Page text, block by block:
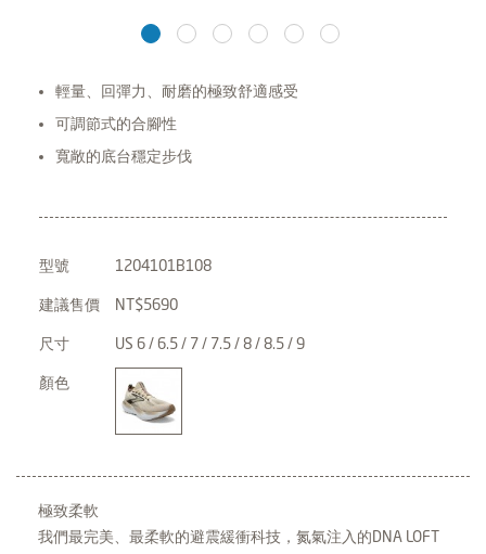
輕量、回彈力、耐磨的極致舒適感受
可調節式的合腳性
寬敞的底台穩定步伐
型號 1204101B108
建議售價 NT$5690
尺寸 US 6 / 6.5 / 7 / 7.5 / 8 / 8.5 / 9
顏色
極致柔軟
我們最完美、最柔軟的避震緩衝科技，氮氣注入的DNA LOFT